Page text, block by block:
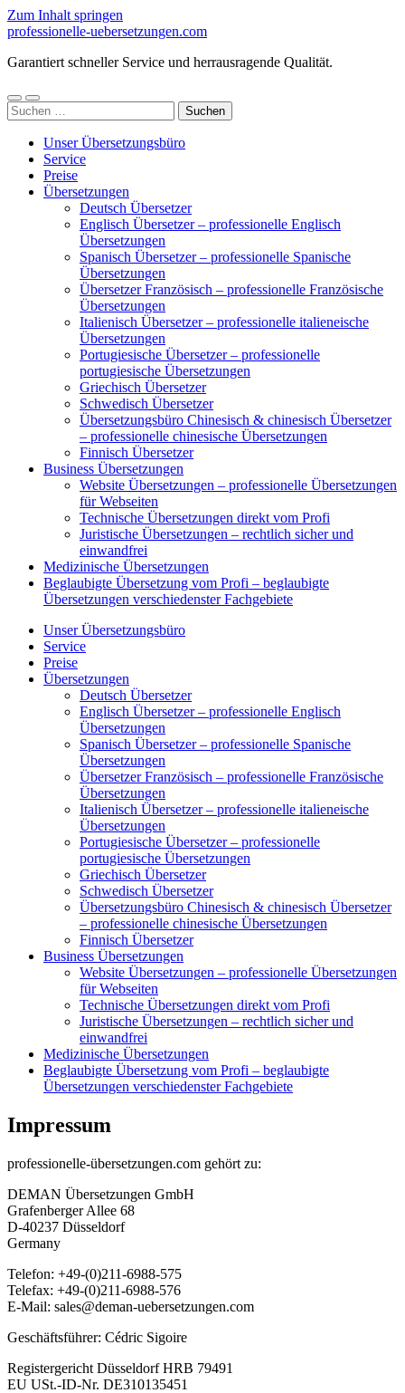
Zum Inhalt springen
professionelle-uebersetzungen.com
Garantiert schneller Service und herrausragende Qualität.
Mobile-
Menü
Suchfeld
ein-/ausblenden
Suchen
nach:
Unser Übersetzungsbüro
Service
Preise
Übersetzungen
Deutsch Übersetzer
Englisch Übersetzer – professionelle Englisch
Übersetzungen
Spanisch Übersetzer – professionelle Spanische
Übersetzungen
Übersetzer Französisch – professionelle Französische
Übersetzungen
Italienisch Übersetzer – professionelle italieneische
Übersetzungen
Portugiesische Übersetzer – professionelle
portugiesische Übersetzungen
Griechisch Übersetzer
Schwedisch Übersetzer
Übersetzungsbüro Chinesisch & chinesisch Übersetzer
– professionelle chinesische Übersetzungen
Finnisch Übersetzer
Business Übersetzungen
Website Übersetzungen – professionelle Übersetzungen
für Webseiten
Technische Übersetzungen direkt vom Profi
Juristische Übersetzungen – rechtlich sicher und
einwandfrei
Medizinische Übersetzungen
Beglaubigte Übersetzung vom Profi – beglaubigte
Übersetzungen verschiedenster Fachgebiete
Unser Übersetzungsbüro
Service
Preise
Übersetzungen
Deutsch Übersetzer
Englisch Übersetzer – professionelle Englisch
Übersetzungen
Spanisch Übersetzer – professionelle Spanische
Übersetzungen
Übersetzer Französisch – professionelle Französische
Übersetzungen
Italienisch Übersetzer – professionelle italieneische
Übersetzungen
Portugiesische Übersetzer – professionelle
portugiesische Übersetzungen
Griechisch Übersetzer
Schwedisch Übersetzer
Übersetzungsbüro Chinesisch & chinesisch Übersetzer
– professionelle chinesische Übersetzungen
Finnisch Übersetzer
Business Übersetzungen
Website Übersetzungen – professionelle Übersetzungen
für Webseiten
Technische Übersetzungen direkt vom Profi
Juristische Übersetzungen – rechtlich sicher und
einwandfrei
Medizinische Übersetzungen
Beglaubigte Übersetzung vom Profi – beglaubigte
Übersetzungen verschiedenster Fachgebiete
Impressum
professionelle-übersetzungen.com gehört zu:
DEMAN Übersetzungen GmbH
Grafenberger Allee 68
D-40237 Düsseldorf
Germany
Telefon: +49-(0)211-6988-575
Telefax: +49-(0)211-6988-576
E-Mail: sales@deman-uebersetzungen.com
Geschäftsführer: Cédric Sigoire
Registergericht Düsseldorf HRB 79491
EU USt.-ID-Nr. DE310135451